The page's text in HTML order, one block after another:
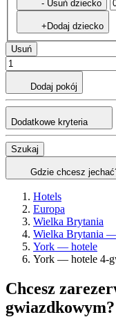
- Usuń dziecko
+Dodaj dziecko
Usuń
Dodaj pokój
Dodatkowe kryteria
Szukaj
Gdzie chcesz
Hotels
Europa
Wielka Brytania
Wielka Brytania
York — hotele
York — hotele 4-
Chcesz
gwiazdkowym?